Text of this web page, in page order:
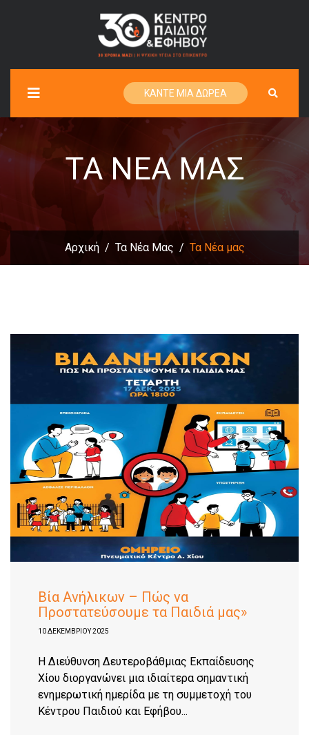
ΚΑΝΤΕ ΜΙΑ ΔΩΡΕΑ
ΤΑ ΝΈΑ ΜΑΣ
Αρχική Τα Νέα Μας Τα Νέα μας
Βία Ανήλικων – Πώς να
Προστατεύσουμε τα Παιδιά μας»
10 ΔΕΚΕΜΒΡΊΟΥ 2025
Η Διεύθυνση Δευτεροβάθμιας Εκπαίδευσης
Χίου διοργανώνει μια ιδιαίτερα σημαντική
ενημερωτική ημερίδα με τη συμμετοχή του
Κέντρου Παιδιού και Εφήβου...